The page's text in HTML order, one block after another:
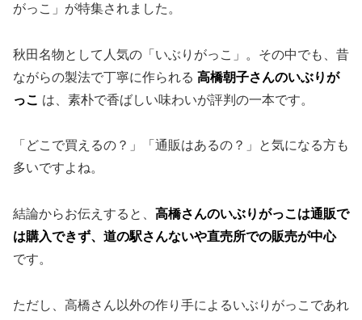
がっこ」が特集されました。
秋田名物として人気の「いぶりがっこ」。その中でも、昔
ながらの製法で丁寧に作られる 高橋朝子さんのいぶりが
っこ は、素朴で香ばしい味わいが評判の一本です。
「どこで買えるの？」「通販はあるの？」と気になる方も
多いですよね。
結論からお伝えすると、 高橋さんのいぶりがっこは通販で
は購入できず、道の駅さんないや直売所での販売が中心
です。
ただし、高橋さん以外の作り手によるいぶりがっこであれ